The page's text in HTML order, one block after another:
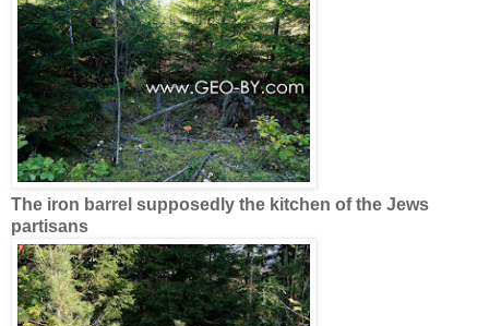
The iron barrel supposedly the kitchen of the Jews
partisans